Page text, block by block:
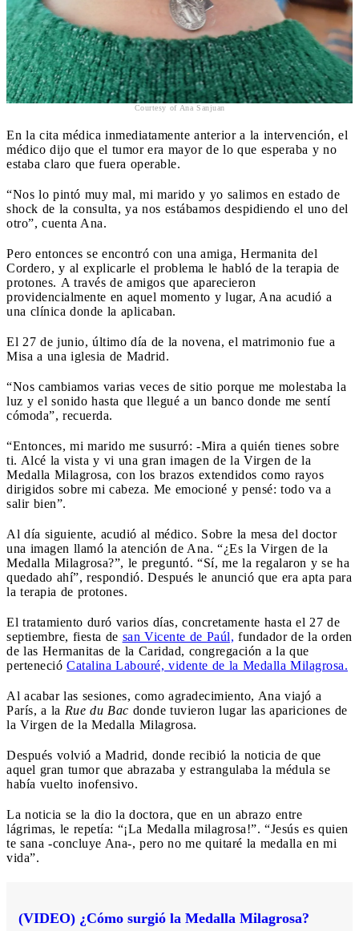
Courtesy of Ana Sanjuan
En la cita médica inmediatamente anterior a la intervención, el
médico dijo que el tumor era mayor de lo que esperaba y no
estaba claro que fuera operable.
“Nos lo pintó muy mal, mi marido y yo salimos en estado de
shock de la consulta, ya nos estábamos despidiendo el uno del
otro”, cuenta Ana.
Pero entonces se encontró con una amiga, Hermanita del
Cordero, y al explicarle el problema le habló de la terapia de
protones. A través de amigos que aparecieron
providencialmente en aquel momento y lugar, Ana acudió a
una clínica donde la aplicaban.
El 27 de junio, último día de la novena, el matrimonio fue a
Misa a una iglesia de Madrid.
“Nos cambiamos varias veces de sitio porque me molestaba la
luz y el sonido hasta que llegué a un banco donde me sentí
cómoda”, recuerda.
“Entonces, mi marido me susurró: -Mira a quién tienes sobre
ti. Alcé la vista y vi una gran imagen de la Virgen de la
Medalla Milagrosa, con los brazos extendidos como rayos
dirigidos sobre mi cabeza. Me emocioné y pensé: todo va a
salir bien”.
Al día siguiente, acudió al médico. Sobre la mesa del doctor
una imagen llamó la atención de Ana. “¿Es la Virgen de la
Medalla Milagrosa?”, le preguntó. “Sí, me la regalaron y se ha
quedado ahí”, respondió. Después le anunció que era apta para
la terapia de protones.
El tratamiento duró varios días, concretamente hasta el 27 de
septiembre, fiesta de san Vicente de Paúl, fundador de la orden
de las Hermanitas de la Caridad, congregación a la que
perteneció Catalina Labouré, vidente de la Medalla Milagrosa.
Al acabar las sesiones, como agradecimiento, Ana viajó a
París, a la Rue du Bac donde tuvieron lugar las apariciones de
la Virgen de la Medalla Milagrosa.
Después volvió a Madrid, donde recibió la noticia de que
aquel gran tumor que abrazaba y estrangulaba la médula se
había vuelto inofensivo.
La noticia se la dio la doctora, que en un abrazo entre
lágrimas, le repetía: “¡La Medalla milagrosa!”. “Jesús es quien
te sana -concluye Ana-, pero no me quitaré la medalla en mi
vida”.
(VIDEO) ¿Cómo surgió la Medalla Milagrosa?